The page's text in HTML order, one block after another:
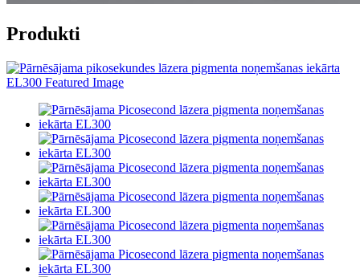
Produkti